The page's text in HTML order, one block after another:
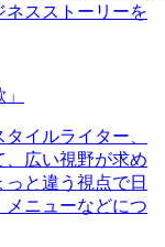
ネスストーリーを
イルライター、
、広い視野が求め
と違う視点で日
ニューなどにつ